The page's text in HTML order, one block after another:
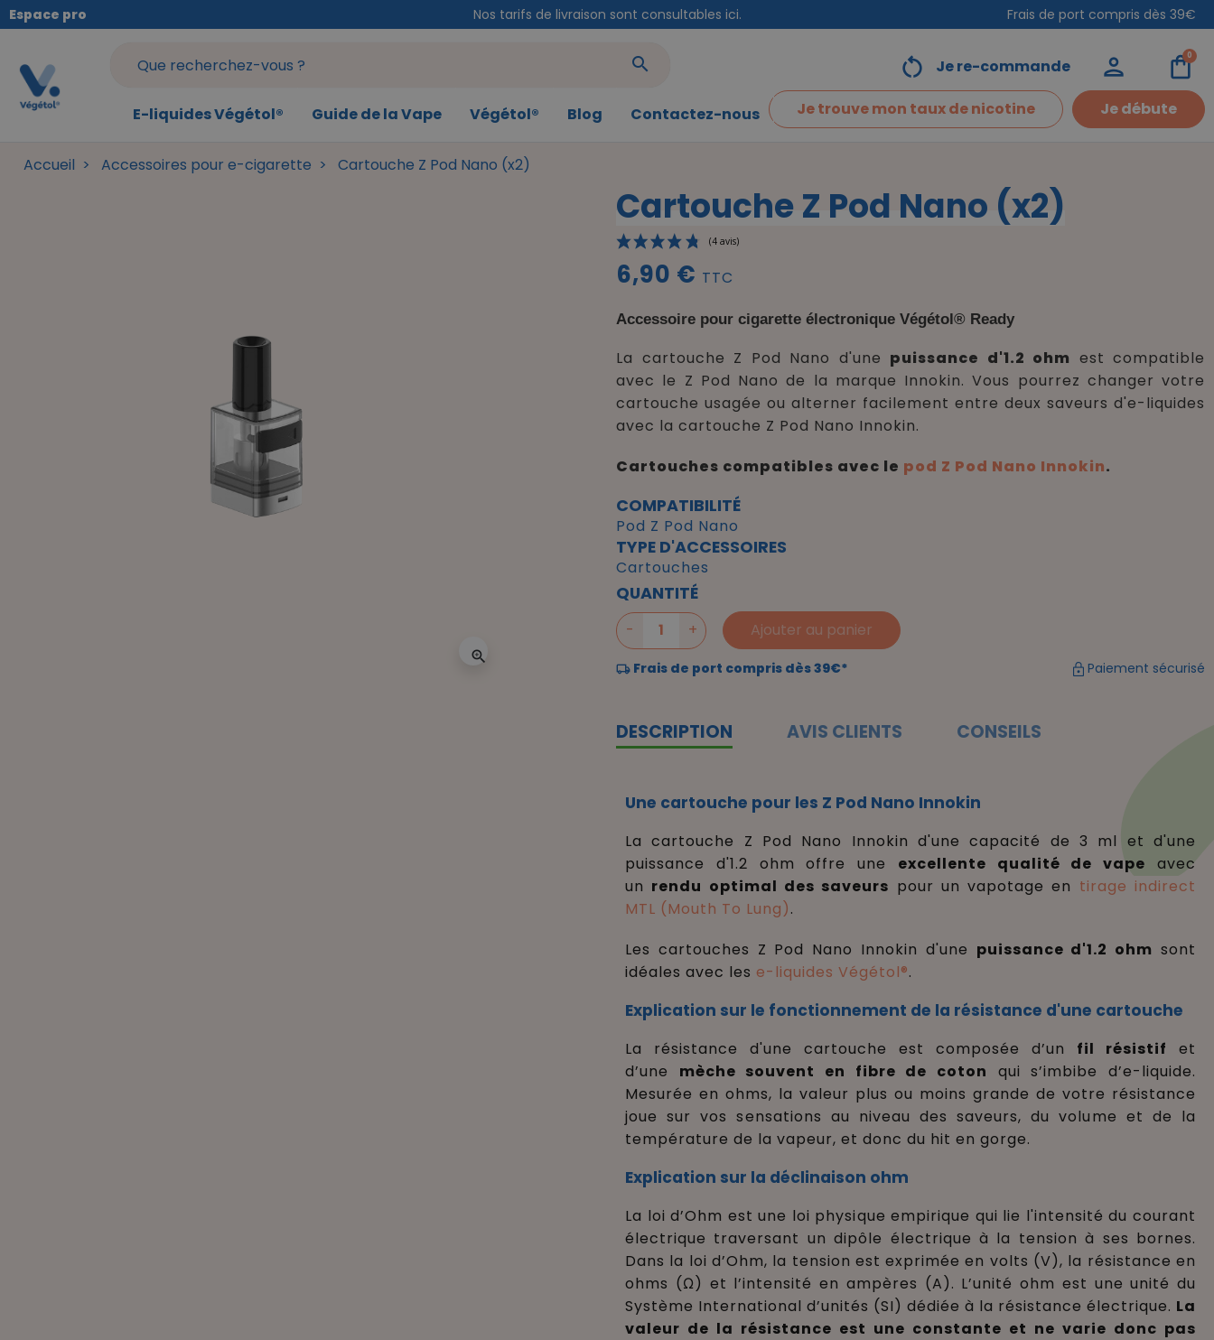
Panneau de gestion des cookies
Espace pro Nos tarifs de livraison sont consultables ici. Frais de port compris dès 39€
search
E-liquides Végétol® Guide de la Vape Végétol® Blog Contactez-nous
restart_alt Je re-commande person shopping_bag
0
Je trouve mon taux de nicotine Je débute
Accueil Accessoires pour e-cigarette Cartouche Z Pod Nano (x2)
zoom_in
Cartouche Z Pod Nano (x2)
6,90 € TTC
Accessoire pour cigarette électronique Végétol® Ready
La cartouche Z Pod Nano d'une puissance d'1.2 ohm est compatible
avec le Z Pod Nano de la marque Innokin. Vous pourrez changer votre
cartouche usagée ou alterner facilement entre deux saveurs d'e-liquides
avec la cartouche Z Pod Nano Innokin.
Cartouches compatibles avec le pod Z Pod Nano Innokin.
COMPATIBILITÉ
Pod Z Pod Nano
TYPE D'ACCESSOIRES
Cartouches
QUANTITÉ
- + Ajouter au panier
Frais de port compris dès 39€* Paiement sécurisé
DESCRIPTION AVIS CLIENTS CONSEILS
Une cartouche pour les Z Pod Nano Innokin
La cartouche Z Pod Nano Innokin d'une capacité de 3 ml et d'une
puissance d'1.2 ohmoffre une excellente qualité de vape avec
un rendu optimal des saveurs pour un vapotage en tirage indirect
MTL (Mouth To Lung).
Les cartouches Z Pod Nano Innokin d'une puissance d'1.2 ohm sont
idéales avec les e-liquides Végétol®.
Explication sur le fonctionnement de la résistance d'une cartouche
La résistance d'une cartouche est composée d’un fil résistif et
d’une mèche souvent en fibre de coton qui s’imbibe d’e-liquide.
Mesurée en ohms, la valeur plus ou moins grande de votre résistance
joue sur vos sensations au niveau des saveurs, du volume et de la
température de la vapeur, et donc du hit en gorge.
Explication sur la déclinaison ohm
La loi d’Ohm est une loi physique empirique qui lie l'intensité du courant
électrique traversant un dipôle électrique à la tension à ses bornes.
Dans la loi d’Ohm, la tension est exprimée en volts (V), la résistance en
ohms (Ω) et l’intensité en ampères (A). L’unité ohm est une unité du
Système International d’unités (SI) dédiée à la résistance électrique. La
valeur de la résistance est une constante et ne varie donc pas